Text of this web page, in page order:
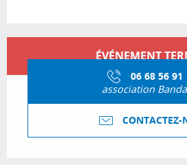
Ouverture et coordonnées
ÉVÉNEMENT
06 68 56 91
association
CONTACTEZ-